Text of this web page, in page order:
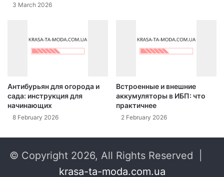
3 March 2026
Антибурьян для огорода и
сада: инструкция для
начинающих
8 February 2026
Встроенные и внешние
аккумуляторы в ИБП: что
практичнее
2 February 2026
© Copyright 2026, All Rights Reserved |
krasa-ta-moda.com.ua